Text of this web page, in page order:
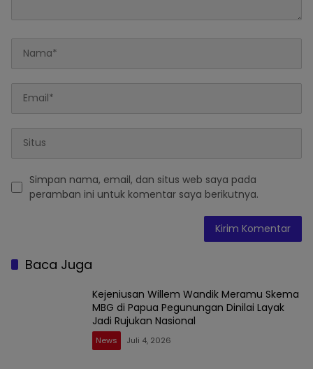
Simpan nama, email, dan situs web saya pada
peramban ini untuk komentar saya berikutnya.
Baca Juga
Kejeniusan Willem Wandik Meramu Skema
MBG di Papua Pegunungan Dinilai Layak
Jadi Rujukan Nasional
News Juli 4, 2026